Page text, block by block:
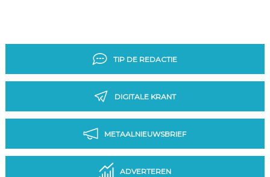
TIP DE REDACTIE
DIGITALE KRANT
METAALNIEUWSBRIEF
ADVERTEREN